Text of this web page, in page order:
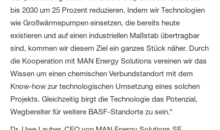
bis 2030 um 25 Prozent reduzieren. Indem wir Technologien
wie Großwärmepumpen einsetzen, die bereits heute
existieren und auf einen industriellen Maßstab übertragbar
sind, kommen wir diesem Ziel ein ganzes Stück näher. Durch
die Kooperation mit MAN Energy Solutions vereinen wir das
Wissen um einen chemischen Verbundstandort mit dem
Know-how zur technologischen Umsetzung eines solchen
Projekts. Gleichzeitig birgt die Technologie das Potenzial,
Wegbereiter für weitere BASF-Standorte zu sein.“